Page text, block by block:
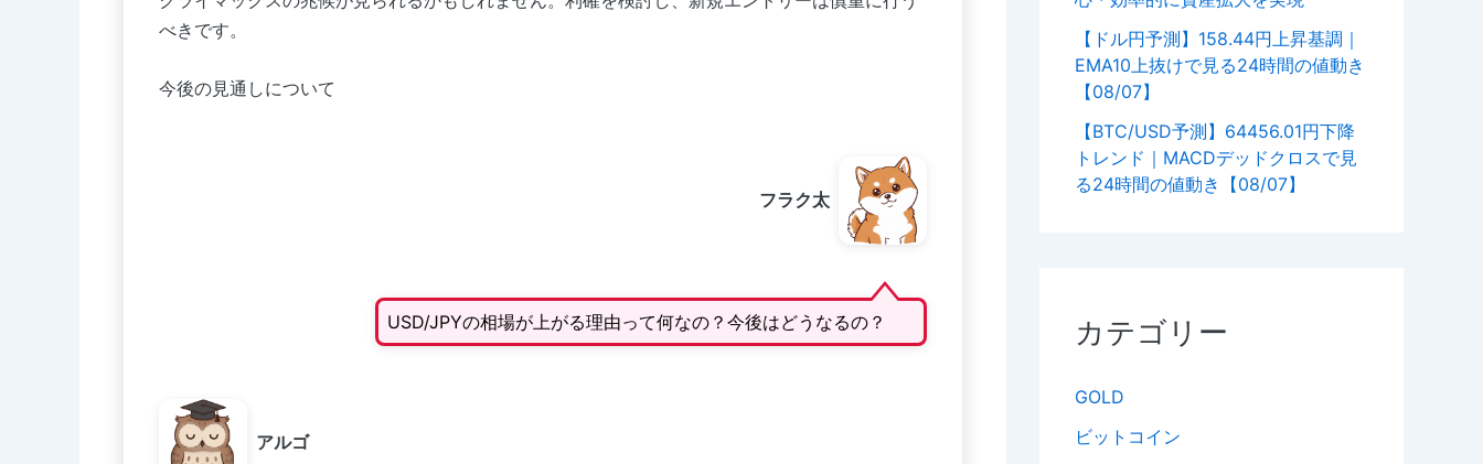
べきです。
今後の見通しについて
フラク太
USD/JPYの相場が上がる理由って何なの？今後はどうなるの？
アルゴ
【ドル円予測】158.44円上昇基調｜
EMA10上抜けで見る24時間の値動き
【08/07】
【BTC/USD予測】64456.01円下降
トレンド｜MACDデッドクロスで見
る24時間の値動き【08/07】
カテゴリー
GOLD
ビットコイン